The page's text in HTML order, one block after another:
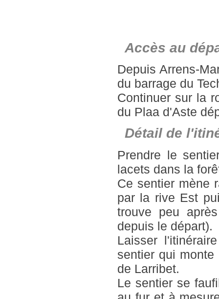
Accès au
Depuis Arrens-
du barrage du
Continuer sur la
du Plaa d'Aste
Détail de
Prendre le
lacets dans la
Ce sentier mène
par la rive Est
trouve peu
depuis le départ).
Laisser
sentier qui
de Larribet.
Le sentier se